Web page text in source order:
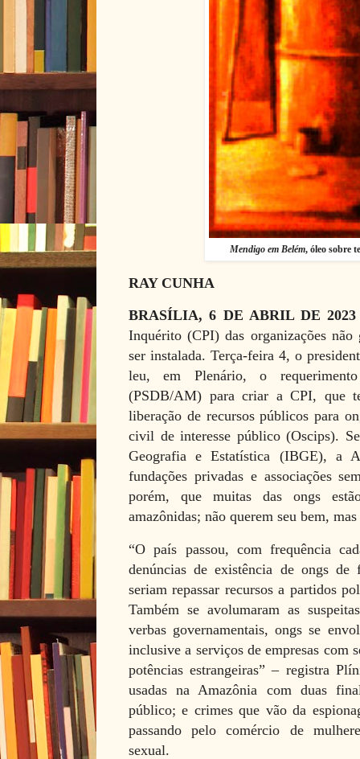
Mendigo em Belém, óleo sobre
RAY CUNHA
BRASÍLIA, 6 DE ABRIL DE
Inquérito (CPI) das organizações
ser instalada. Terça-feira 4, o
leu, em Plenário, o
(PSDB/AM) para criar a CPI, que
liberação de recursos públicos para
civil de interesse público (Oscips).
Geografia e Estatística (IBGE), a
fundações privadas e associações
porém, que muitas das ongs
amazônidas; não querem seu bem, mas
“O país passou, com frequência
denúncias de existência de ongs de
seriam repassar recursos a partidos
Também se avolumaram as
verbas governamentais, ongs se
inclusive a serviços de empresas com
potências estrangeiras” – registra
usadas na Amazônia com duas
público; e crimes que vão da
passando pelo comércio de
sexual.